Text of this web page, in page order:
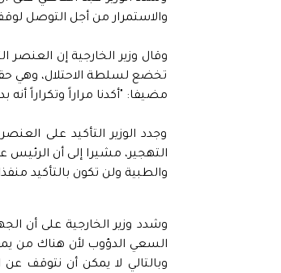
والاستمرار من أجل التوصل
وقال وزير الخارجية إن العنصر
تخضع لسلطة الاحتلال، وهي
مضيفا: "أكدنا مراراً وتكراراً
وجدد الوزير التأكيد على
التهجير، مشيرا إلى أن
والطبية ولن تكون بالتأكيد
وشدد وزير الخارجية على أن
السعي الدؤوب لأن هناك من
وبالتالي لا يمكن أن نتوقف